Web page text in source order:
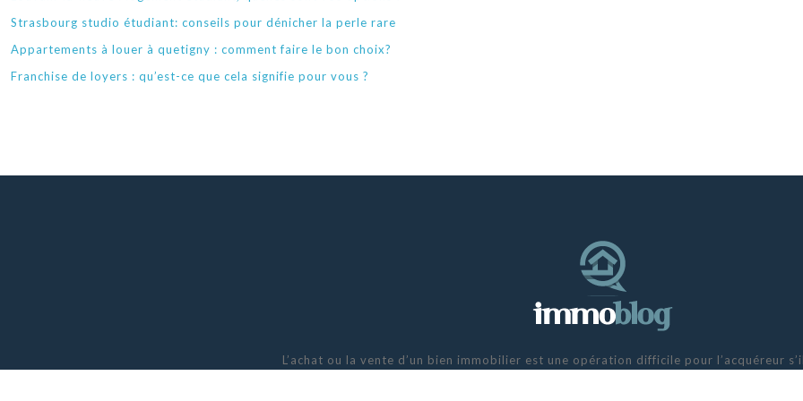
Strasbourg studio étudiant: conseils pour dénicher la perle rare
Appartements à louer à quetigny : comment faire le bon choix?
Franchise de loyers : qu’est-ce que cela signifie pour vous ?
L’achat ou la vente d’un bien immobilier est une opération difficile pour l’acquéreur